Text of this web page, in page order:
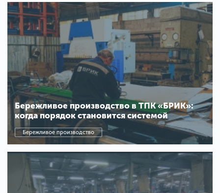
Бережливое производство в ТПК «БРИК»:
когда порядок становится системой
Бережливое производство